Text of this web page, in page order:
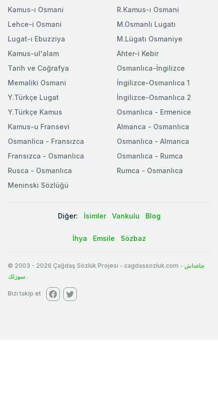
Kamus-ı Osmani
Lehce-i Osmani
Lugat-ı Ebuzziya
R.Kamus-ı Osmani
M.Osmanlı Lugatı
M.Lügatı Osmaniye
Kamus-ul'alam
Tarih ve Coğrafya
Memaliki Osmani
Y.Türkçe Lugat
Y.Türkçe Kamus
Ahter-i Kebir
Osmanlıca-İngilizce
İngilizce-Osmanlıca 1
İngilizce-Osmanlıca 2
Osmanlıca - Ermenice
Kamus-u Fransevi
Osmanlica - Fransızca
Fransızca - Osmanlıca
Rusca - Osmanlıca
Meninski Sözlüğü
Almanca - Osmanlıca
Osmanlıca - Almanca
Osmanlıca - Rumca
Rumca - Osmanlıca
Diğer: İsimler Vankulu Blog
İhya Emsile Sözbaz
© 2003 - 2026 Çağdaş Sözlük Projesi - cagdassozluk.com - چاغداش
سوزلك .
Bizi takip et